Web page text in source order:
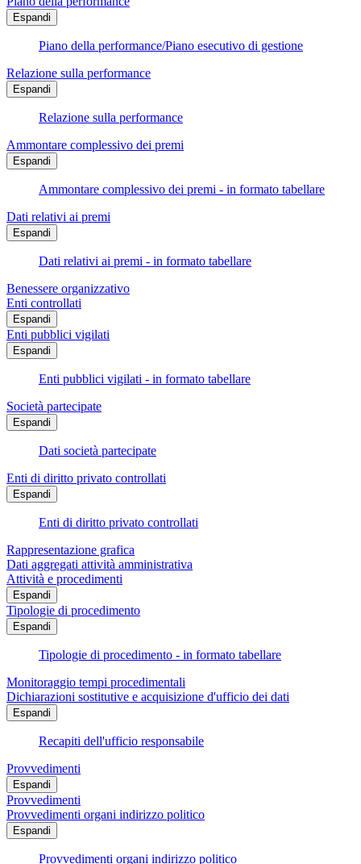
Espandi
Piano della performance/Piano esecutivo di gestione
Relazione sulla performance
Espandi
Relazione sulla performance
Ammontare complessivo dei premi
Espandi
Ammontare complessivo dei premi - in formato tabellare
Dati relativi ai premi
Espandi
Dati relativi ai premi - in formato tabellare
Benessere organizzativo
Enti controllati
Espandi
Enti pubblici vigilati
Espandi
Enti pubblici vigilati - in formato tabellare
Società partecipate
Espandi
Dati società partecipate
Enti di diritto privato controllati
Espandi
Enti di diritto privato controllati
Rappresentazione grafica
Dati aggregati attività amministrativa
Attività e procedimenti
Espandi
Tipologie di procedimento
Espandi
Tipologie di procedimento - in formato tabellare
Monitoraggio tempi procedimentali
Dichiarazioni sostitutive e acquisizione d'ufficio dei dati
Espandi
Recapiti dell'ufficio responsabile
Provvedimenti
Espandi
Provvedimenti
Provvedimenti organi indirizzo politico
Espandi
Provvedimenti organi indirizzo politico